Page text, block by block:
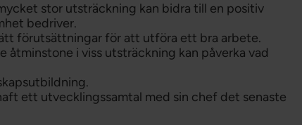
stor utsträckning kan bidra till en positiv
bedriver.
förutsättningar för att utföra ett bra arbete.
i viss utsträckning kan påverka vad
ett utvecklingssamtal med sin chef det senaste